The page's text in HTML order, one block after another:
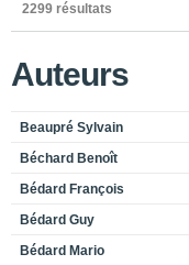
2299 résultats
Auteurs
Beaupré Sylvain
Béchard Benoît
Bédard François
Bédard Guy
Bédard Mario